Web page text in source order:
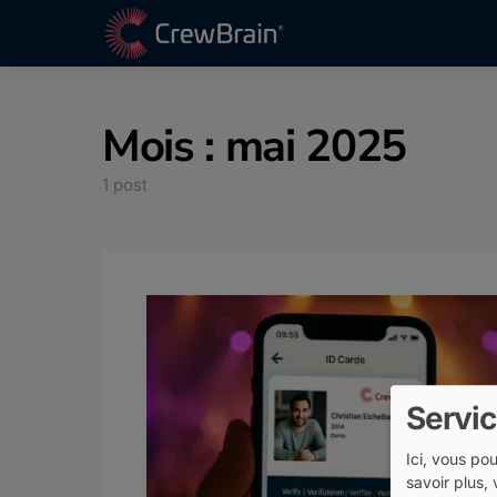
Mois : mai 2025
1 post
Ici, vous
savoir plus,